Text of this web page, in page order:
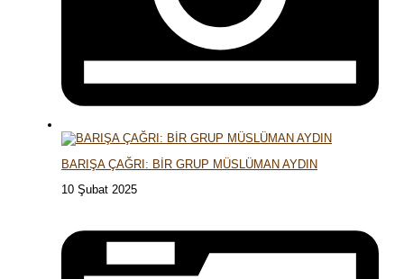
BARIŞA ÇAĞRI: BİR GRUP MÜSLÜMAN AYDIN
10 Şubat 2025